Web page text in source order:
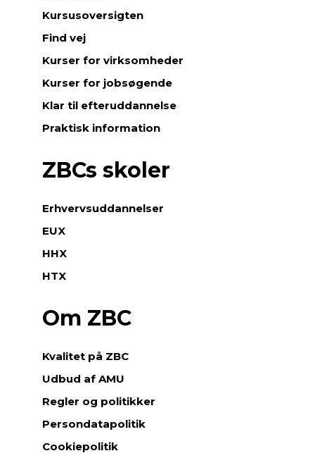
Kursusoversigten
Find vej
Kurser for virksomheder
Kurser for jobsøgende
Klar til efteruddannelse
Praktisk information
ZBCs skoler
Erhvervsuddannelser
EUX
HHX
HTX
Om ZBC
Kvalitet på ZBC
Udbud af AMU
Regler og politikker
Persondatapolitik
Cookiepolitik